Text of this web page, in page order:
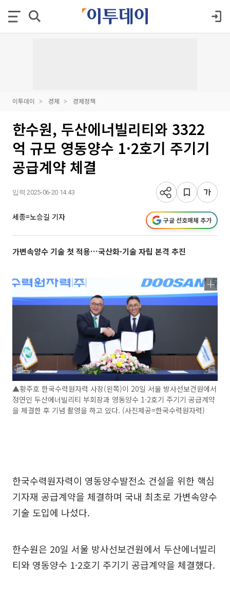
이투데이 경제 경제정책
한수원, 두산에너빌리티와 3322
억 규모 영동양수 1·2호기 주기기
공급계약 체결
입력 2025-06-20 14:43
세종=노승길 기자 구글 선호매체 추가
가변속양수 기술 첫 적용…국산화·기술 자립 본격 추진
▲황주호 한국수력원자력 사장(왼쪽)이 20일 서울 방사선보건원에서
정연인 두산에너빌리티 부회장과 영동양수 1·2호기 주기기 공급계약
을 체결한 후 기념 촬영을 하고 있다. (사진제공=한국수력원자력)
한국수력원자력이 영동양수발전소 건설을 위한 핵심
기자재 공급계약을 체결하며 국내 최초로 가변속양수
기술 도입에 나섰다.
한수원은 20일 서울 방사선보건원에서 두산에너빌리
티와 영동양수 1·2호기 주기기 공급계약을 체결했다.